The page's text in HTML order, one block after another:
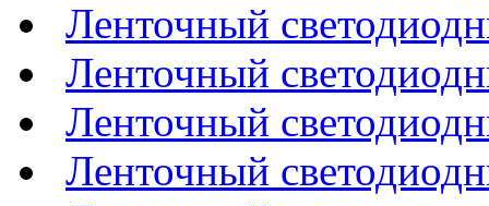
Ленточный
Ленточный
Ленточный
Ленточный